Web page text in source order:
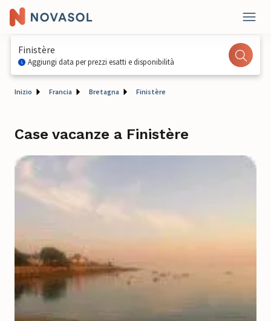
Finistère
Aggiungi data per prezzi esatti e disponibilità
Inizio Francia Bretagna Finistère
Case vacanze a Finistère